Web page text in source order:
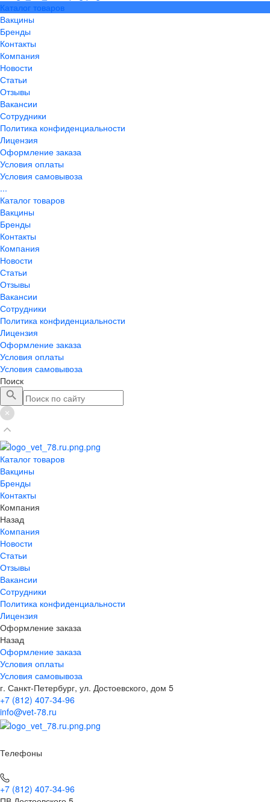
Каталог товаров
Вакцины
Бренды
Контакты
Компания
Новости
Статьи
Отзывы
Вакансии
Сотрудники
Политика конфиденциальности
Лицензия
Оформление заказа
Условия оплаты
Условия самовывоза
...
Каталог товаров
Вакцины
Бренды
Контакты
Компания
Новости
Статьи
Отзывы
Вакансии
Сотрудники
Политика конфиденциальности
Лицензия
Оформление заказа
Условия оплаты
Условия самовывоза
Поиск
Каталог товаров
Вакцины
Бренды
Контакты
Компания
Назад
Компания
Новости
Статьи
Отзывы
Вакансии
Сотрудники
Политика конфиденциальности
Лицензия
Оформление заказа
Назад
Оформление заказа
Условия оплаты
Условия самовывоза
г. Санкт-Петербург, ул. Достоевского, дом 5
+7 (812) 407-34-96
info@vet-78.ru
Телефоны
+7 (812) 407-34-96